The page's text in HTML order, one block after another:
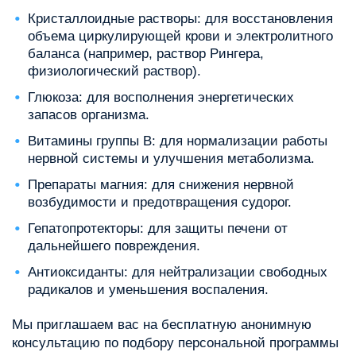
Кристаллоидные растворы: для восстановления
объема циркулирующей крови и электролитного
баланса (например, раствор Рингера,
физиологический раствор).
Глюкоза: для восполнения энергетических
запасов организма.
Витамины группы B: для нормализации работы
нервной системы и улучшения метаболизма.
Препараты магния: для снижения нервной
возбудимости и предотвращения судорог.
Гепатопротекторы: для защиты печени от
дальнейшего повреждения.
Антиоксиданты: для нейтрализации свободных
радикалов и уменьшения воспаления.
Мы приглашаем вас на бесплатную анонимную
консультацию по подбору персональной программы